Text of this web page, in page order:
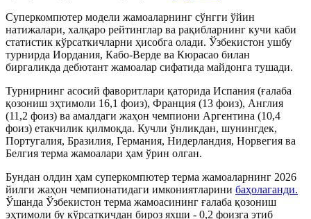
Суперкомпютер модели жамоаларнинг сўнгги ўйин
натижалари, халқаро рейтинглар ва рақибларнинг кучи каби
статистик кўрсаткичларни ҳисобга олади. Ўзбекистон ушбу
турнирда Иордания, Кабо-Верде ва Кюрасао билан
биргаликда дебютант жамоалар сифатида майдонга тушади.
Турнирнинг асосий фаворитлари қаторида Испания (ғалаба
қозониш эҳтимоли 16,1 фоиз), Франция (13 фоиз), Англия
(11,2 фоиз) ва амалдаги жаҳон чемпиони Аргентина (10,4
фоиз) етакчилик қилмоқда. Кучли ўнликдан, шунингдек,
Португалия, Бразилия, Германия, Нидерландия, Норвегия ва
Белгия терма жамоалари ҳам ўрин олган.
Бундан олдин ҳам суперкомпютер терма жамоаларнинг 2026
йилги жаҳон чемпионатидаги имкониятларини баҳолаганди.
Ўшанда Ўзбекистон терма жамоасининг ғалаба қозониш
эҳтимоли бу кўрсаткичдан бироз яхши - 0,2 фоизга этиб